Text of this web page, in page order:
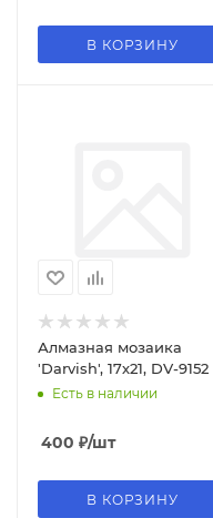
В КОРЗИНУ
Алмазная мозаика
'Darvish', 17х21, DV-9152
Есть в наличии
400 ₽/шт
В КОРЗИНУ